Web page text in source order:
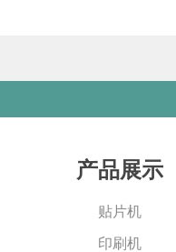
产品展示
贴片机
印刷机